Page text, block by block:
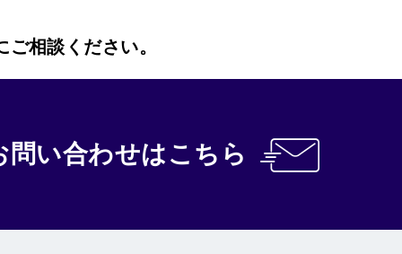
相談ください。
問い合わせはこちら